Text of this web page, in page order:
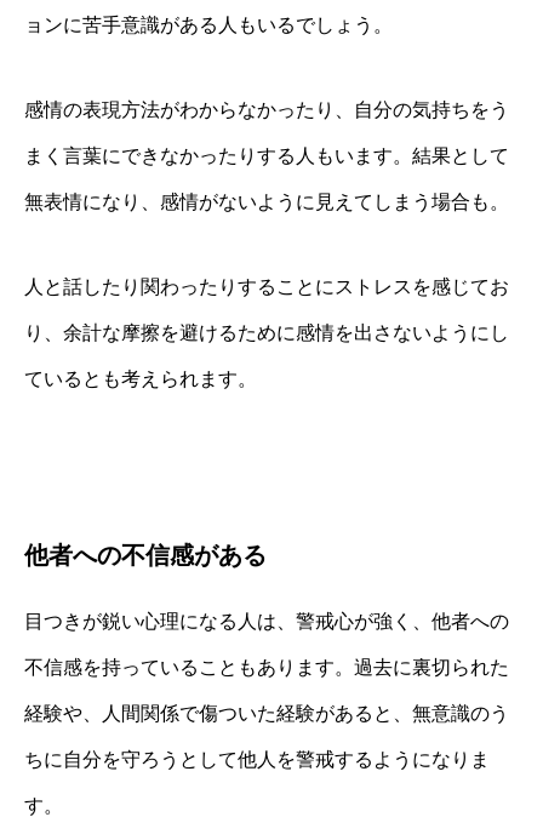
ョンに苦手意識がある人もいるでしょう。
感情の表現方法がわからなかったり、自分の気持ちをう
まく言葉にできなかったりする人もいます。結果として
無表情になり、感情がないように見えてしまう場合も。
人と話したり関わったりすることにストレスを感じてお
り、余計な摩擦を避けるために感情を出さないようにし
ているとも考えられます。
他者への不信感がある
目つきが鋭い心理になる人は、警戒心が強く、他者への
不信感を持っていることもあります。過去に裏切られた
経験や、人間関係で傷ついた経験があると、無意識のう
ちに自分を守ろうとして他人を警戒するようになりま
す。